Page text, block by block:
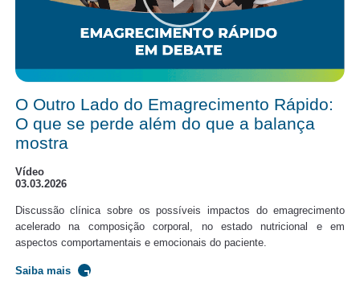
O Outro Lado do Emagrecimento Rápido:
O que se perde além do que a balança
mostra
Vídeo
03.03.2026
Discussão clínica sobre os possíveis impactos do emagrecimento
acelerado na composição corporal, no estado nutricional e em
aspectos comportamentais e emocionais do paciente.
Saiba mais